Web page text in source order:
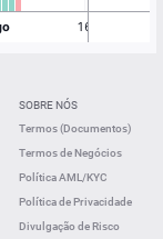
SOBRE NÓS
Termos (Documentos)
Termos de Negócios
Política AML/KYC
Política de Privacidade
Divulgação de Risco